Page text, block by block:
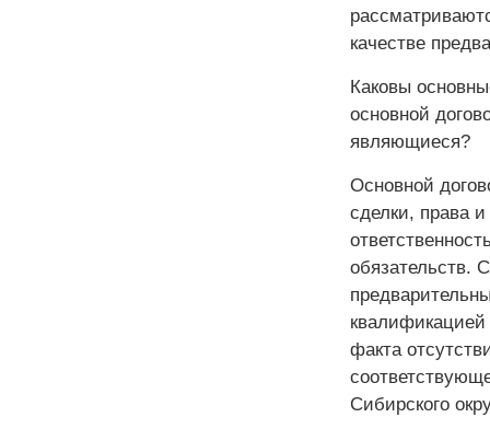
качестве
Каковы
основной
являющиеся?
Основной
сделки, права
обязательств.
факта
Сибирского